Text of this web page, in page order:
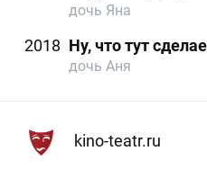
дочь Яна
2018 Ну, что тут
дочь Аня
kino-teatr.ru